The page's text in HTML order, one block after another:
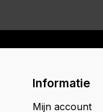
Informatie
Mijn account